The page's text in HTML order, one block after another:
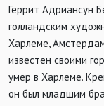
Геррит Адриансун
голландским
Харлеме,
известен своими
умер в Харлеме.
он был младшим